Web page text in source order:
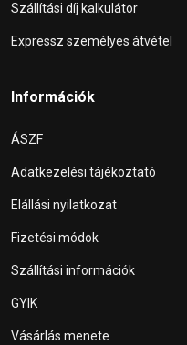
Szállítási díj kalkulátor
Expressz személyes átvétel
Információk
ÁSZF
Adatkezelési tájékoztató
Elállási nyilatkozat
Fizetési módok
Szállítási információk
GYIK
Vásárlás menete